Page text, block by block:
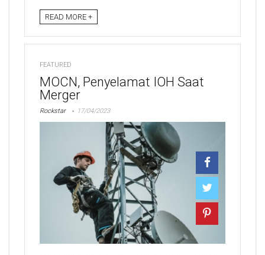
READ MORE +
FEATURED
MOCN, Penyelamat IOH Saat
Merger
Rockstar 17/04/2023